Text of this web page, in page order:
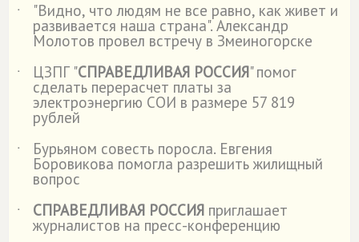
˙
"Видно, что людям не все равно, как живет и
развивается наша страна". Александр
Молотов провел встречу в Змеиногорске
˙
ЦЗПГ "СПРАВЕДЛИВАЯ РОССИЯ" помог
сделать перерасчет платы за
электроэнергию СОИ в размере 57 819
рублей
˙
Бурьяном совесть поросла. Евгения
Боровикова помогла разрешить жилищный
вопрос
˙
СПРАВЕДЛИВАЯ РОССИЯ приглашает
журналистов на пресс-конференцию